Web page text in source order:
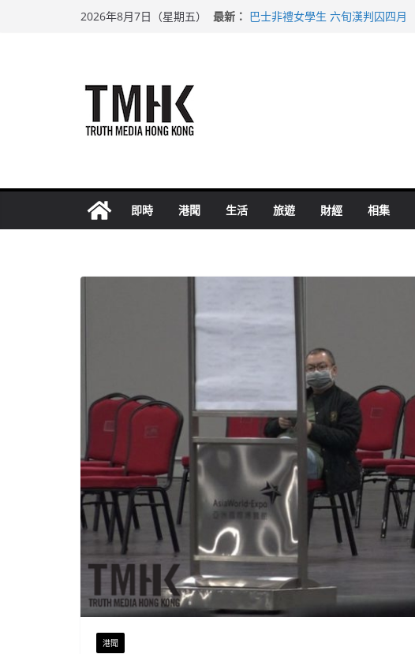
2026年8月7日（星期五） 最新： 巴士非禮女學生 六旬漢判囚四月
即時 港聞 生活 旅遊 財經 相集
港聞